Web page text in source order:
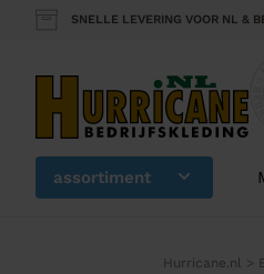
SNELLE LEVERING VOOR NL &
assortiment
Hurricane.nl >